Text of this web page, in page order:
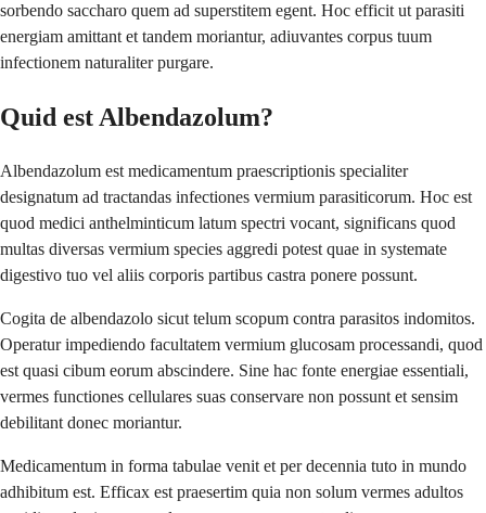
sorbendo saccharo quem ad superstitem egent. Hoc efficit ut parasiti
energiam amittant et tandem moriantur, adiuvantes corpus tuum
infectionem naturaliter purgare.
Quid est Albendazolum?
Albendazolum est medicamentum praescriptionis specialiter
designatum ad tractandas infectiones vermium parasiticorum. Hoc est
quod medici anthelminticum latum spectri vocant, significans quod
multas diversas vermium species aggredi potest quae in systemate
digestivo tuo vel aliis corporis partibus castra ponere possunt.
Cogita de albendazolo sicut telum scopum contra parasitos indomitos.
Operatur impediendo facultatem vermium glucosam processandi, quod
est quasi cibum eorum abscindere. Sine hac fonte energiae essentiali,
vermes functiones cellulares suas conservare non possunt et sensim
debilitant donec moriantur.
Medicamentum in forma tabulae venit et per decennia tuto in mundo
adhibitum est. Efficax est praesertim quia non solum vermes adultos